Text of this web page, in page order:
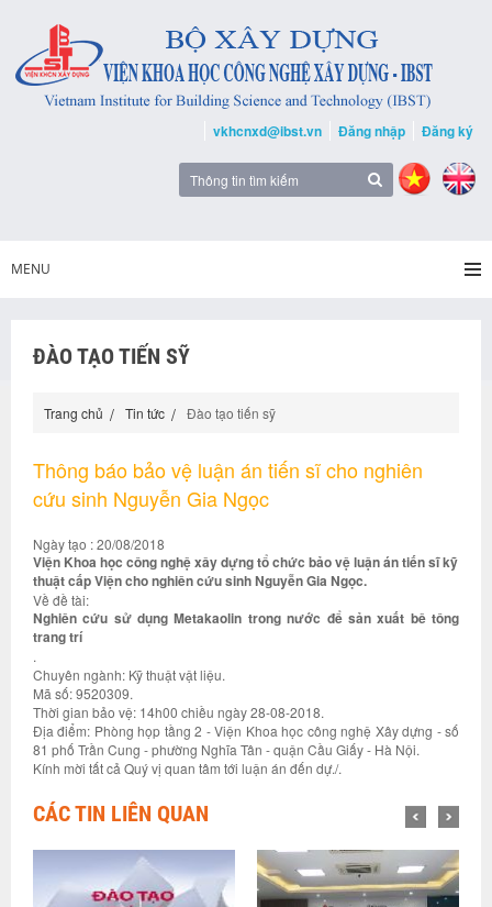
vkhcnxd@ibst.vn Đăng nhập Đăng ký
MENU
ĐÀO TẠO TIẾN SỸ
Trang chủ Tin tức Đào tạo tiến sỹ
Thông báo bảo vệ luận án tiến sĩ cho nghiên
cứu sinh Nguyễn Gia Ngọc
Ngày tạo : 20/08/2018
Viện Khoa học công nghệ xây dựng tổ chức bảo vệ luận án tiến sĩ kỹ
thuật cấp Viện cho nghiên cứu sinh Nguyễn Gia Ngọc.
Về đề tài:
Nghiên cứu sử dụng Metakaolin trong nước để sản xuất bê tông
trang trí
.
Chuyên ngành: Kỹ thuật vật liệu.
Mã số: 9520309.
Thời gian bảo vệ: 14h00 chiều ngày 28-08-2018.
Địa điểm: Phòng họp tầng 2 - Viện Khoa học công nghệ Xây dựng - số
81 phố Trần Cung - phường Nghĩa Tân - quận Cầu Giấy - Hà Nội.
Kính mời tất cả Quý vị quan tâm tới luận án đến dự./.
CÁC TIN LIÊN QUAN